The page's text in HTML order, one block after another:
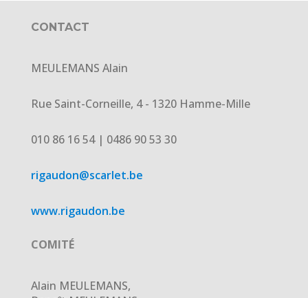
CONTACT
MEULEMANS Alain
Rue Saint-Corneille, 4 - 1320 Hamme-Mille
010 86 16 54 | 0486 90 53 30
rigaudon@scarlet.be
www.rigaudon.be
COMITÉ
Alain MEULEMANS,